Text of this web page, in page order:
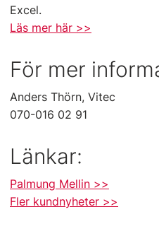
Excel.
Läs mer här >>
För mer
Anders Thörn, Vitec
070-016 02 91
Länkar:
Palmung Mellin >>
Fler kundnyheter >>